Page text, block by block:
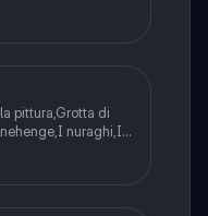
pittura,Grotta di
nuraghi,I